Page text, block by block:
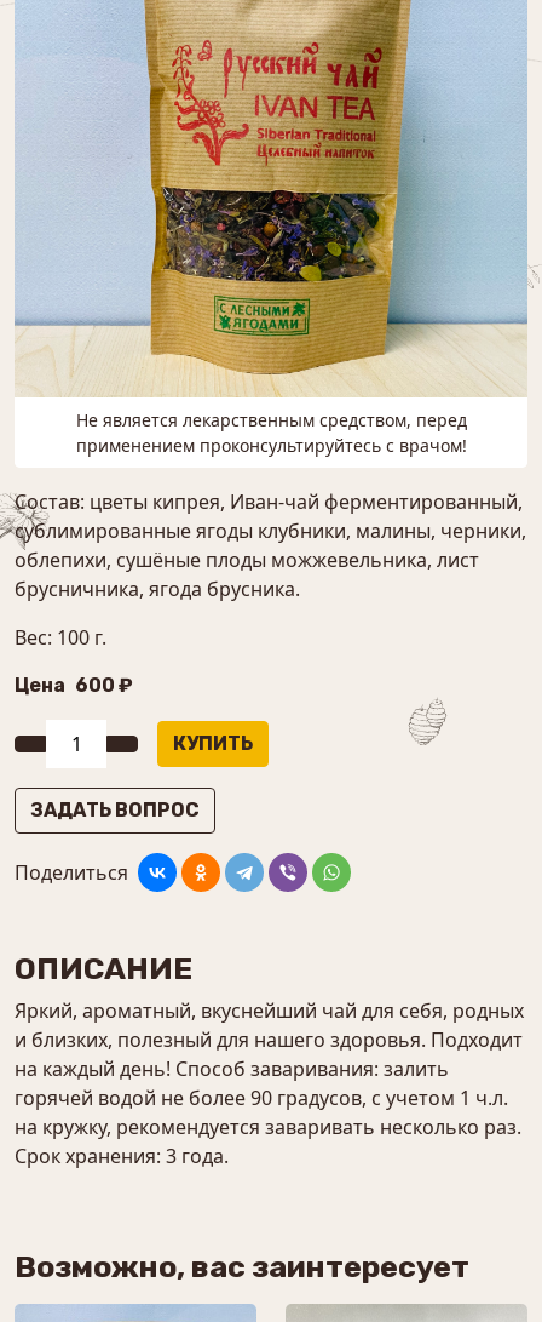
Не является лекарственным средством, перед
применением проконсультируйтесь с врачом!
Состав: цветы кипрея, Иван-чай ферментированный,
сублимированные ягоды клубники, малины, черники,
облепихи, сушёные плоды можжевельника, лист
брусничника, ягода брусника.
Вес: 100 г.
Цена 600 ₽
ЗАДАТЬ ВОПРОС
Поделиться
ОПИСАНИЕ
Яркий, ароматный, вкуснейший чай для себя, родных
и близких, полезный для нашего здоровья. Подходит
на каждый день! Способ заваривания: залить
горячей водой не более 90 градусов, с учетом 1 ч.л.
на кружку, рекомендуется заваривать несколько раз.
Срок хранения: 3 года.
Возможно, вас заинтересует